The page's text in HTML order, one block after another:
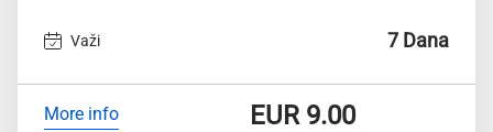
Važi 7 Dana
More info EUR9.00